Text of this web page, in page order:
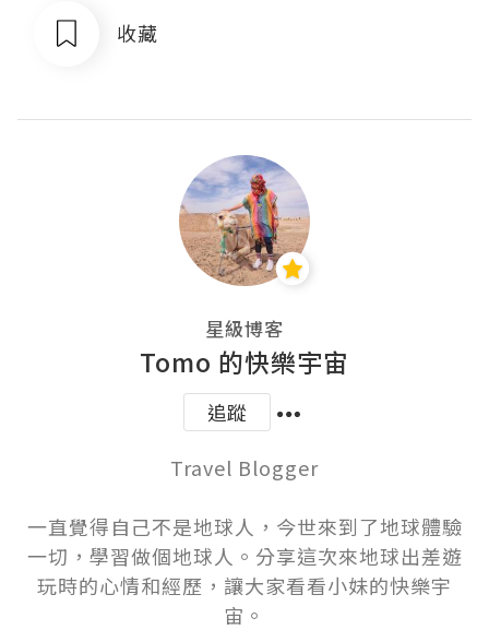
收藏
星級博客
Tomo 的快樂宇宙
追蹤
Travel Blogger
一直覺得自己不是地球人，今世來到了地球體驗
一切，學習做個地球人。分享這次來地球出差遊
玩時的心情和經歷，讓大家看看小妹的快樂宇
宙。